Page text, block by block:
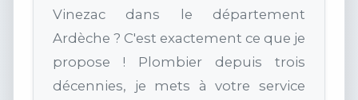
Vinezac dans le département
Ardèche ? C'est exactement ce que je
propose ! Plombier depuis trois
décennies, je mets à votre service